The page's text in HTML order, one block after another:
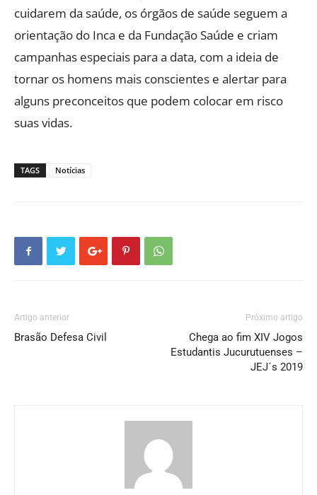
cuidarem da saúde, os órgãos de saúde seguem a
orientação do Inca e da Fundação Saúde e criam
campanhas especiais para a data, com a ideia de
tornar os homens mais conscientes e alertar para
alguns preconceitos que podem colocar em risco
suas vidas.
TAGS Notícias
Artigo anterior
Brasão Defesa Civil
Próximo artigo
Chega ao fim XIV Jogos
Estudantis Jucurutuenses –
JEJ´s 2019